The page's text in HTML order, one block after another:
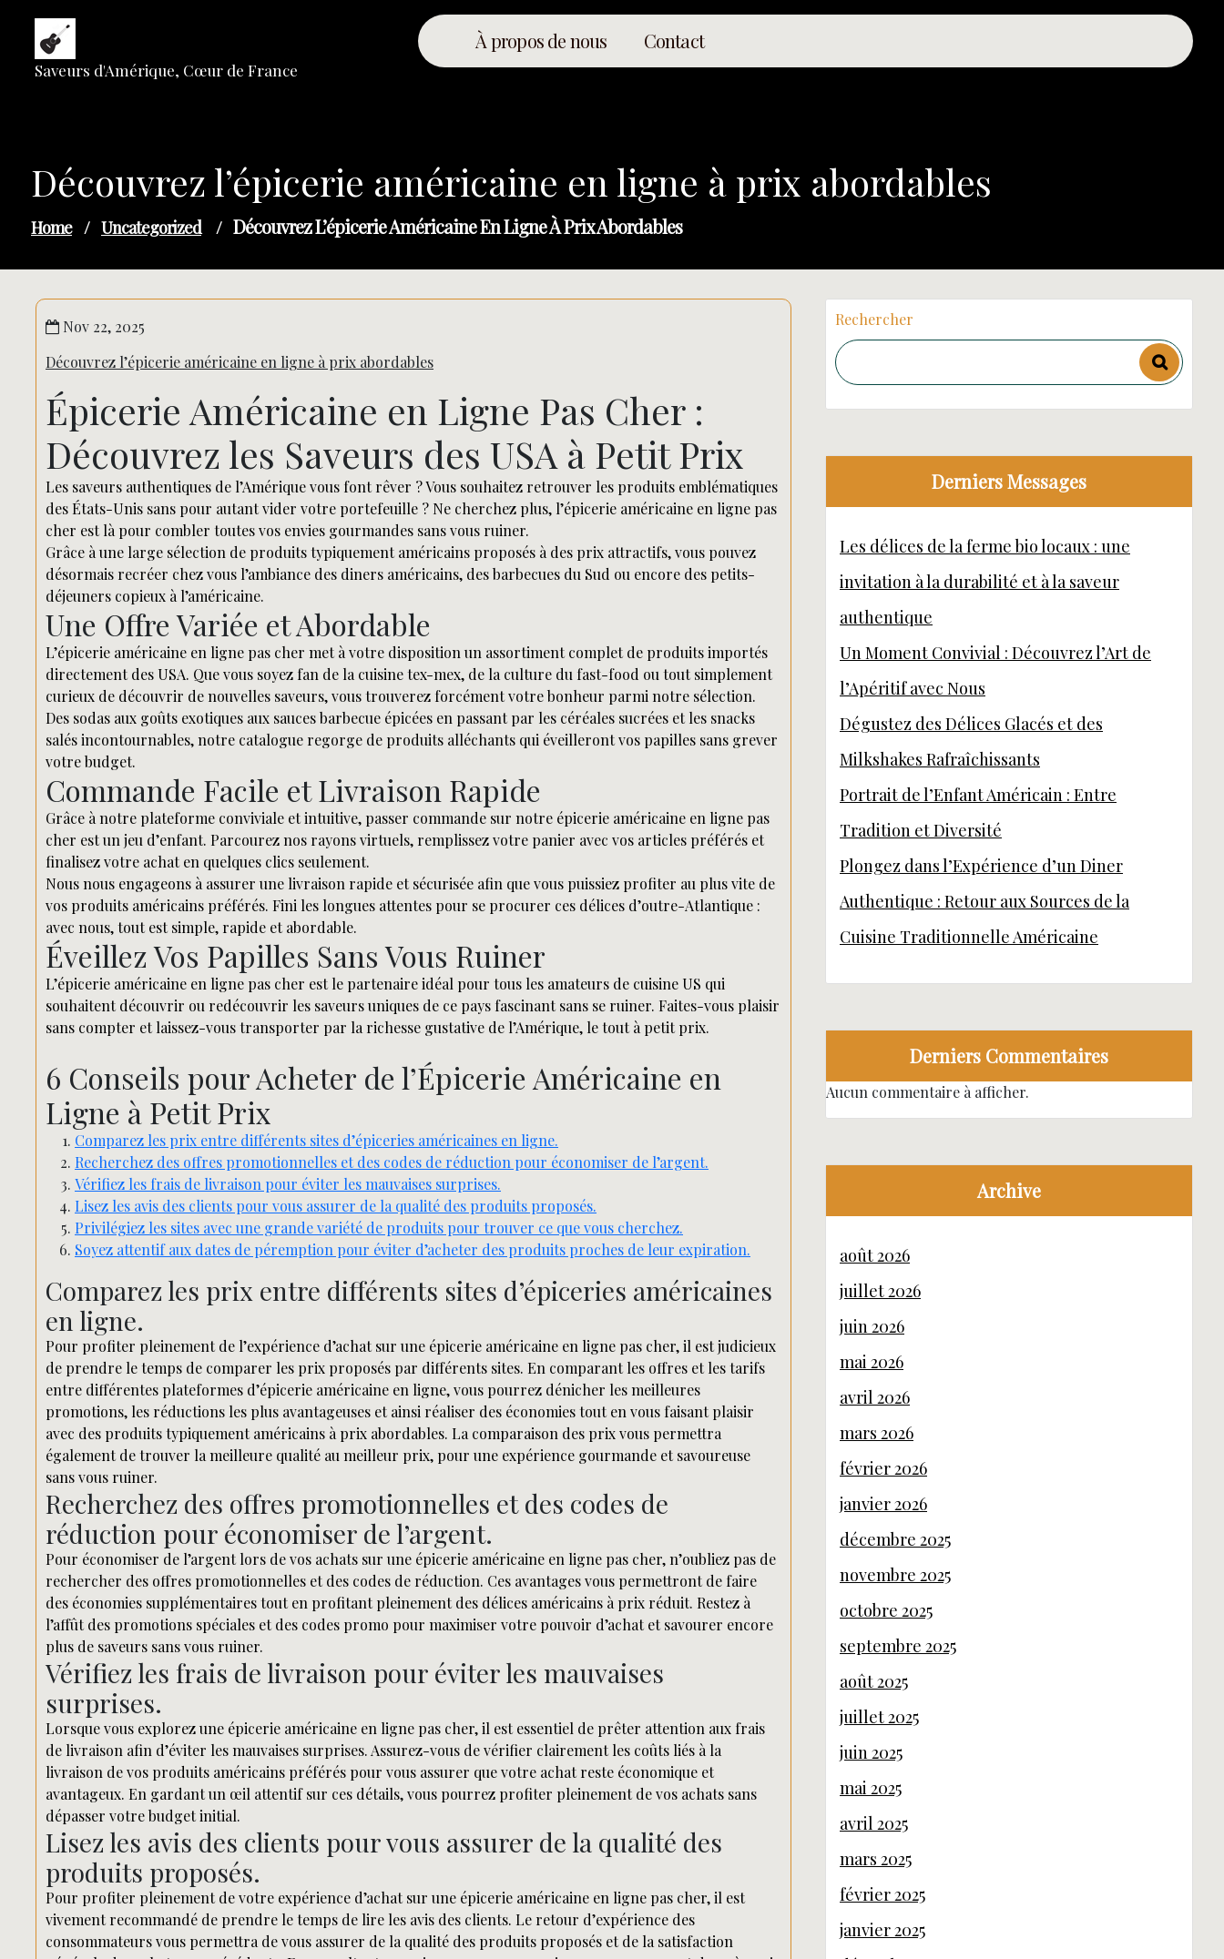
content
Saveurs d'Amérique, Cœur de France
À propos de nous Contact
Découvrez l’épicerie américaine en ligne à prix abordables
Home / Uncategorized / Découvrez L’épicerie Américaine En Ligne À Prix Abordables
Nov 22, 2025
Découvrez l’épicerie américaine en ligne à prix abordables
Épicerie Américaine en Ligne Pas Cher :
Découvrez les Saveurs des USA à Petit Prix
Les saveurs authentiques de l’Amérique vous font rêver ? Vous souhaitez retrouver les produits emblématiques
des États-Unis sans pour autant vider votre portefeuille ? Ne cherchez plus, l’épicerie américaine en ligne pas
cher est là pour combler toutes vos envies gourmandes sans vous ruiner.
Grâce à une large sélection de produits typiquement américains proposés à des prix attractifs, vous pouvez
désormais recréer chez vous l’ambiance des diners américains, des barbecues du Sud ou encore des petits-
déjeuners copieux à l’américaine.
Une Offre Variée et Abordable
L’épicerie américaine en ligne pas cher met à votre disposition un assortiment complet de produits importés
directement des USA. Que vous soyez fan de la cuisine tex-mex, de la culture du fast-food ou tout simplement
curieux de découvrir de nouvelles saveurs, vous trouverez forcément votre bonheur parmi notre sélection.
Des sodas aux goûts exotiques aux sauces barbecue épicées en passant par les céréales sucrées et les snacks
salés incontournables, notre catalogue regorge de produits alléchants qui éveilleront vos papilles sans grever
votre budget.
Commande Facile et Livraison Rapide
Grâce à notre plateforme conviviale et intuitive, passer commande sur notre épicerie américaine en ligne pas
cher est un jeu d’enfant. Parcourez nos rayons virtuels, remplissez votre panier avec vos articles préférés et
finalisez votre achat en quelques clics seulement.
Nous nous engageons à assurer une livraison rapide et sécurisée afin que vous puissiez profiter au plus vite de
vos produits américains préférés. Fini les longues attentes pour se procurer ces délices d’outre-Atlantique :
avec nous, tout est simple, rapide et abordable.
Éveillez Vos Papilles Sans Vous Ruiner
L’épicerie américaine en ligne pas cher est le partenaire idéal pour tous les amateurs de cuisine US qui
souhaitent découvrir ou redécouvrir les saveurs uniques de ce pays fascinant sans se ruiner. Faites-vous plaisir
sans compter et laissez-vous transporter par la richesse gustative de l’Amérique, le tout à petit prix.
6 Conseils pour Acheter de l’Épicerie Américaine en
Ligne à Petit Prix
Comparez les prix entre différents sites d’épiceries américaines en ligne.
Recherchez des offres promotionnelles et des codes de réduction pour économiser de l’argent.
Vérifiez les frais de livraison pour éviter les mauvaises surprises.
Lisez les avis des clients pour vous assurer de la qualité des produits proposés.
Privilégiez les sites avec une grande variété de produits pour trouver ce que vous cherchez.
Soyez attentif aux dates de péremption pour éviter d’acheter des produits proches de leur expiration.
Comparez les prix entre différents sites d’épiceries américaines
en ligne.
Pour profiter pleinement de l’expérience d’achat sur une épicerie américaine en ligne pas cher, il est judicieux
de prendre le temps de comparer les prix proposés par différents sites. En comparant les offres et les tarifs
entre différentes plateformes d’épicerie américaine en ligne, vous pourrez dénicher les meilleures
promotions, les réductions les plus avantageuses et ainsi réaliser des économies tout en vous faisant plaisir
avec des produits typiquement américains à prix abordables. La comparaison des prix vous permettra
également de trouver la meilleure qualité au meilleur prix, pour une expérience gourmande et savoureuse
sans vous ruiner.
Recherchez des offres promotionnelles et des codes de
réduction pour économiser de l’argent.
Pour économiser de l’argent lors de vos achats sur une épicerie américaine en ligne pas cher, n’oubliez pas de
rechercher des offres promotionnelles et des codes de réduction. Ces avantages vous permettront de faire
des économies supplémentaires tout en profitant pleinement des délices américains à prix réduit. Restez à
l’affût des promotions spéciales et des codes promo pour maximiser votre pouvoir d’achat et savourer encore
plus de saveurs sans vous ruiner.
Vérifiez les frais de livraison pour éviter les mauvaises
surprises.
Lorsque vous explorez une épicerie américaine en ligne pas cher, il est essentiel de prêter attention aux frais
de livraison afin d’éviter les mauvaises surprises. Assurez-vous de vérifier clairement les coûts liés à la
livraison de vos produits américains préférés pour vous assurer que votre achat reste économique et
avantageux. En gardant un œil attentif sur ces détails, vous pourrez profiter pleinement de vos achats sans
dépasser votre budget initial.
Lisez les avis des clients pour vous assurer de la qualité des
produits proposés.
Pour profiter pleinement de votre expérience d’achat sur une épicerie américaine en ligne pas cher, il est
vivement recommandé de prendre le temps de lire les avis des clients. Le retour d’expérience des
consommateurs vous permettra de vous assurer de la qualité des produits proposés et de la satisfaction
Rechercher
Derniers Messages
Les délices de la ferme bio locaux : une
invitation à la durabilité et à la saveur
authentique
Un Moment Convivial : Découvrez l’Art de
l’Apéritif avec Nous
Dégustez des Délices Glacés et des
Milkshakes Rafraîchissants
Portrait de l’Enfant Américain : Entre
Tradition et Diversité
Plongez dans l’Expérience d’un Diner
Authentique : Retour aux Sources de la
Cuisine Traditionnelle Américaine
Derniers Commentaires
Aucun commentaire à afficher.
Archive
août 2026
juillet 2026
juin 2026
mai 2026
avril 2026
mars 2026
février 2026
janvier 2026
décembre 2025
novembre 2025
octobre 2025
septembre 2025
août 2025
juillet 2025
juin 2025
mai 2025
avril 2025
mars 2025
février 2025
janvier 2025